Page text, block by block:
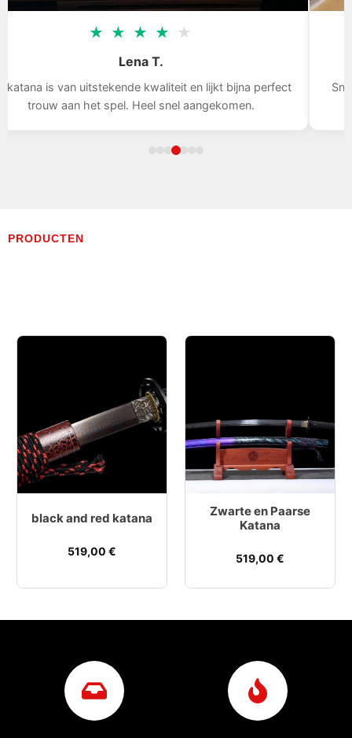
★ ★ ★ ★ ★
Tom D.
Snelle levering, het zwaard is indrukwekkend, ik ben blij
met mijn aankoop.
PRODUCTEN
black and red katana
519,00 €
Zwarte en Paarse
Katana
519,00 €